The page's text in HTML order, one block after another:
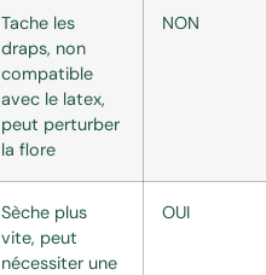
Tache les
draps, non
compatible
avec le latex,
peut perturber
la flore
NON
Sèche plus
vite, peut
nécessiter une
OUI